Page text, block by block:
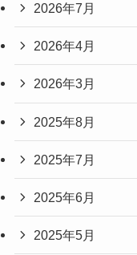
2026年7月
2026年4月
2026年3月
2025年8月
2025年7月
2025年6月
2025年5月